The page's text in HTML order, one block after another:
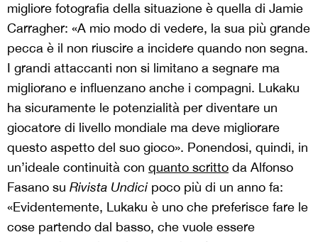
migliore fotografia della situazione è quella di Jamie
Carragher: «A mio modo di vedere, la sua più grande
pecca è il non riuscire a incidere quando non segna.
I grandi attaccanti non si limitano a segnare ma
migliorano e influenzano anche i compagni. Lukaku
ha sicuramente le potenzialità per diventare un
giocatore di livello mondiale ma deve migliorare
questo aspetto del suo gioco». Ponendosi, quindi, in
un’ideale continuità con quanto scritto da Alfonso
Fasano su Rivista Undici poco più di un anno fa:
«Evidentemente, Lukaku è uno che preferisce fare le
cose partendo dal basso, che vuole essere